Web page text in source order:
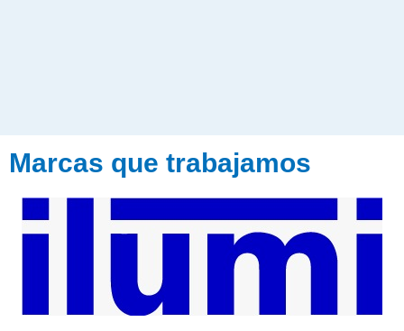
Marcas que trabajamos